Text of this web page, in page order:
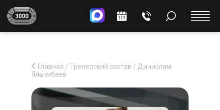
Главная / Тренерский состав / Динислам
Яльчибаев